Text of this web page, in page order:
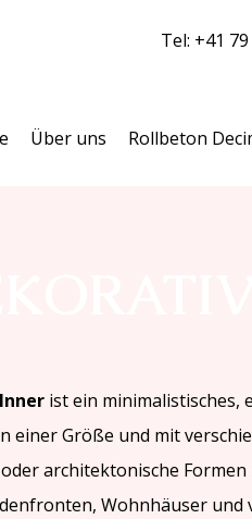
Über uns Rollbeton
Tel: +41
ist ein minimalistisches,
einer Größe und mit
architektonische
Wohnhäuser und